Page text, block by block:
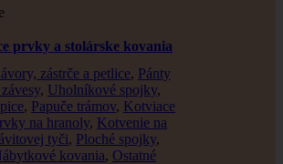
prvky a stolárske kovania
zástrče a petlice, Pánty
závesy, Uholníkové spojky,
, Papuče trámov, Kotviace
na hranoly, Kotvenie na
tyči, Ploché spojky,
kovania, Ostatné